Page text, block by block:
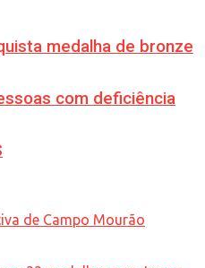
medalha de bronze
com deficiência